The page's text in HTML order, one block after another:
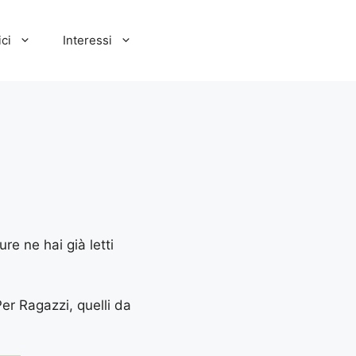
Interessi
ne hai già letti
Ragazzi, quelli da